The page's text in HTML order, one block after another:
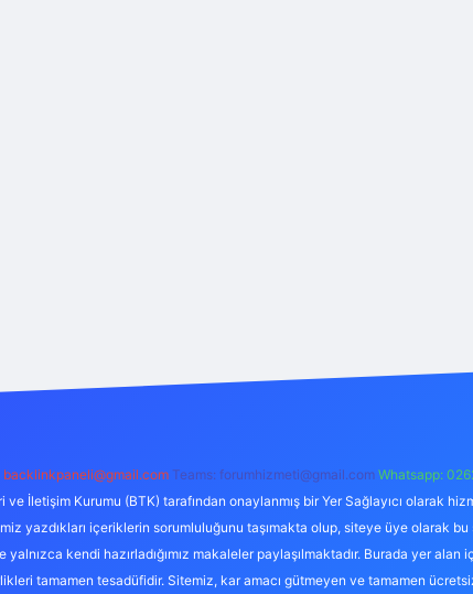
backlinkpaneli@gmail.com Teams: forumhizmeti@gmail.com Whatsapp:
ve İletişim Kurumu (BTK) tarafından onaylanmış bir Yer Sağlayıcı olarak
yazdıkları içeriklerin sorumluluğunu taşımakta olup, siteye üye olarak
kendi hazırladığımız makaleler paylaşılmaktadır. Burada yer
tamamen tesadüfidir. Sitemiz, kar amacı gütmeyen ve tamamen